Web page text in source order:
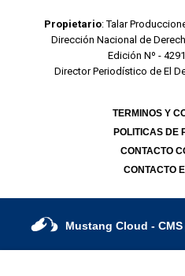
Propietario: Talar
Dirección Nacional de
Edición Nº -
Director Periodístico de El
TERMINOS Y
POLITICAS DE
CONTACTO
CONTACTO
Mustang Cloud -